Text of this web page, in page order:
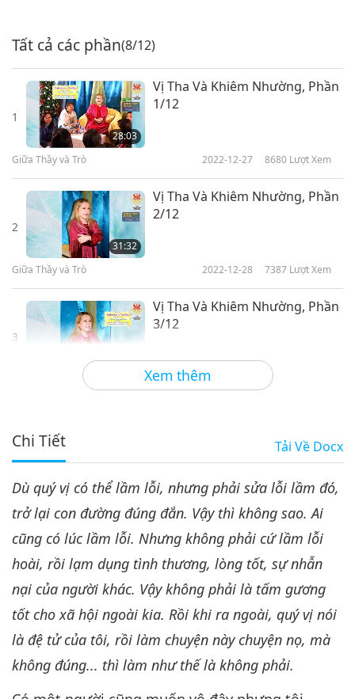
Xem thêm
Tất cả các phần(8/12)
1
28:03
Vị Tha Và Khiêm Nhường, Phần
1/12
Giữa Thầy và Trò 2022-12-27 8680 Lượt Xem
2
31:32
Vị Tha Và Khiêm Nhường, Phần
2/12
Giữa Thầy và Trò 2022-12-28 7387 Lượt Xem
3
Vị Tha Và Khiêm Nhường, Phần
3/12
Giữa Thầy và Trò 2022-12-29 7217
4
29:26
Giữa Thầy và Trò 2022-12-30 5749 Lượt Xem
5
35:17
Vị Tha Và Khiêm Nhường, Phần
5/12
Giữa Thầy và Trò 2022-12-31 5907Lượt Xem
6
Vị Tha Và Khiêm Nhường, Phần
Chi Tiết Tải Về Docx
Dù quý vị có thể lầm lỗi, nhưng phải sửa lỗi lầm đó,
trở lại con đường đúng đắn. Vậy thì không sao. Ai
cũng có lúc lầm lỗi. Nhưng không phải cứ lầm lỗi
hoài, rồi lạm dụng tình thương, lòng tốt, sự nhẫn
nại của người khác. Vậy không phải là tấm gương
tốt cho xã hội ngoài kia. Rồi khi ra ngoài, quý vị nói
là đệ tử của tôi, rồi làm chuyện này chuyện nọ, mà
không đúng... thì làm như thế là không phải.